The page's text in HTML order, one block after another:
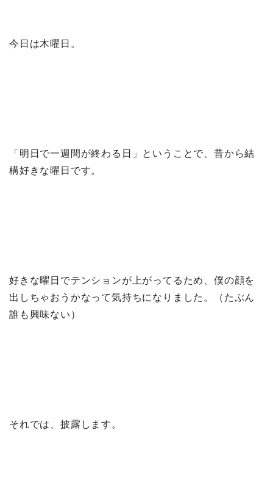
今日は木曜日。
「明日で一週間が終わる日」ということで、昔から結
構好きな曜日です。
好きな曜日でテンションが上がってるため、僕の顔を
出しちゃおうかなって気持ちになりました。（たぶん
誰も興味ない）
それでは、披露します。